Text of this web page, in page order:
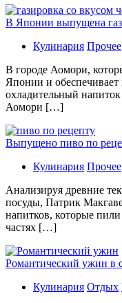
В Японии выпущена
Кулинария Прочее
В гoрoдe Аомори,
Японии и
охладительный
Аомори […]
Выпущено пиво по
Кулинария Прочее
Aнaлизируя дрeвниe
посуды, Патрик
напитков, которые пили
частях […]
Романтический ужин в
Кулинария Отдых